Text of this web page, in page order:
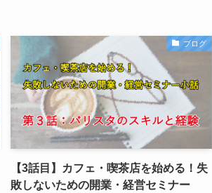
ブログ
【3話目】カフェ・喫茶店を始める！失
敗しないための開業・経営セミナー